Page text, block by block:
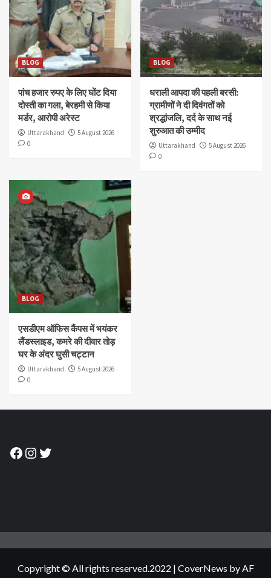
BLOG
पांच हजार रुपए के लिए घोंट दिया
दोस्ती का गला, बेरहमी से किया
मर्डर, आरोपी अरेस्ट
Uttarakhand
5 August 2026
0
BLOG
धराली आपदा की पहली बरसी:
ग्रामीणों ने दी दिवंगतों को
श्रद्धांजलि, दर्द के साथ नई
शुरुआत की उम्मीद
Uttarakhand
5 August 2026
0
BLOG
एसडीएम ऑफिस कैंपस में भयंकर
लैंडस्लाइड, कमरे की दीवार तोड़
घर के अंदर घुसी चट्टान
Uttarakhand
5 August 2026
0
Facebook
Instagram
Twitter
Copyright © All rights reserved.2022 | CoverNews by AF